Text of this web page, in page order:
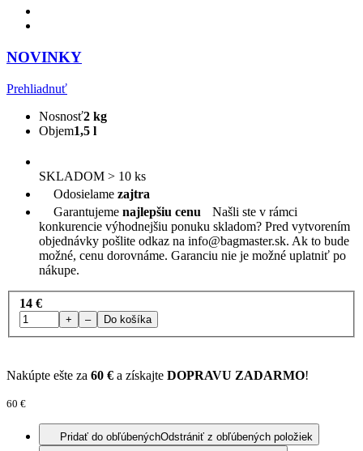
NOVINKY
Prehliadnuť
Nosnosť2 kg
Objem1,5 l
SKLADOM > 10 ks
Odosielame zajtra
Garantujeme najlepšiu cenu
Našli ste v rámci
konkurencie výhodnejšiu ponuku skladom? Pred vytvorením
objednávky pošlite odkaz na info@bagmaster.sk. Ak to bude
možné, cenu dorovnáme. Garanciu nie je možné uplatniť po
nákupe.
14 €
+ – Do košíka
Nakúpte ešte za 60 € a získajte DOPRAVU ZADARMO!
60 €
Pridať do obľúbenýchOdstrániť z obľúbených položiek